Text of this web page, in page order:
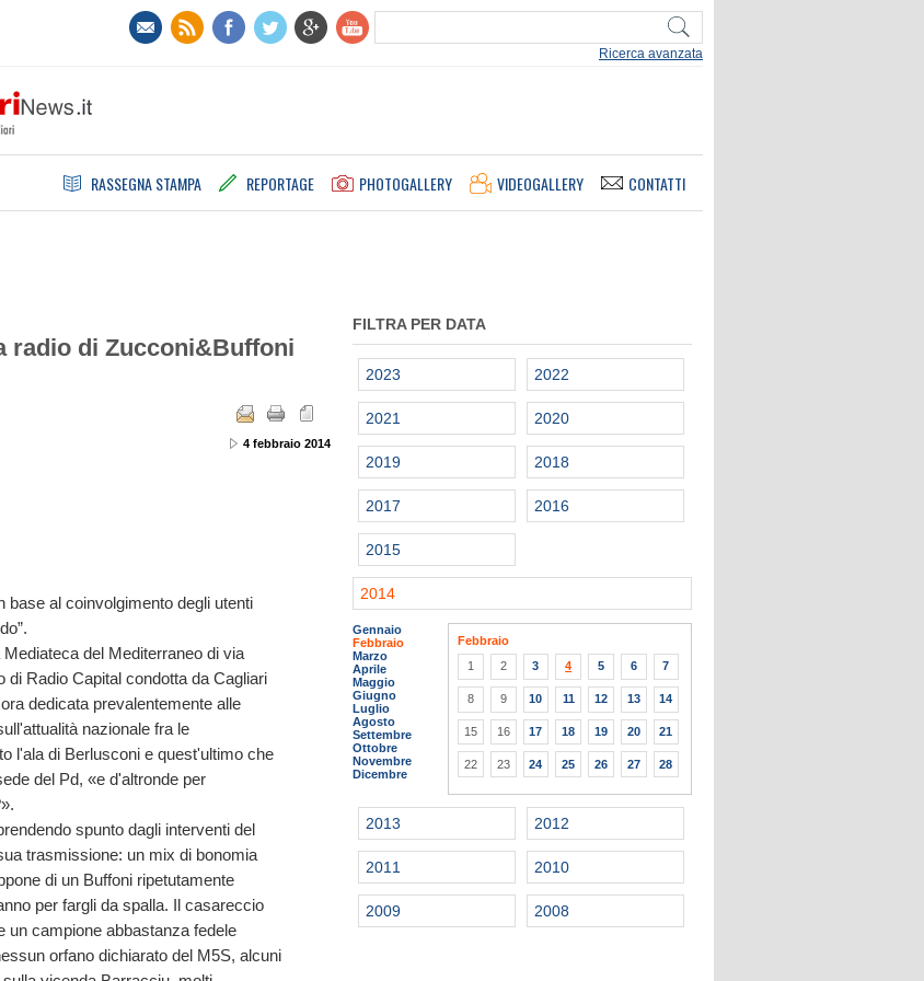
Ricerca avanzata
RASSEGNA STAMPA REPORTAGE PHOTOGALLERY VIDEOGALLERY CONTATTI
radio di Zucconi&Buffoni
4 febbraio 2014
al coinvolgimento degli utenti
del Mediterraneo di via
Radio Capital condotta da Cagliari
dedicata prevalentemente alle
nazionale fra le
l'ala di Berlusconi e quest'ultimo che
del Pd, «e d'altronde per
spunto dagli interventi del
trasmissione: un mix di bonomia
di un Buffoni ripetutamente
per fargli da spalla. Il casareccio
un campione abbastanza fedele
orfano dichiarato del M5S, alcuni
FILTRA PER DATA
2023 2022
2021 2020
2019 2018
2017 2016
2015
2014
Gennaio
Febbraio
Marzo
Aprile
Maggio
Giugno
Luglio
Agosto
Settembre
Ottobre
Novembre
Dicembre
Febbraio
1
2 3 4 5 6 7
8 9 10 11 12 13 14
15 16 17 18 19 20 21
22 23 24 25 26 27 28
2013 2012
2011 2010
2009 2008